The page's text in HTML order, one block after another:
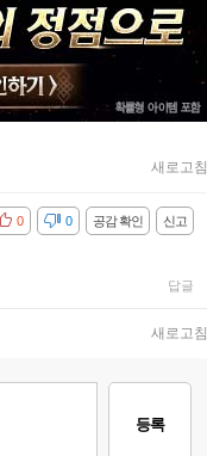
새로고침
신고
공감 확인
비공감 0
0
답글
새로고침
등록